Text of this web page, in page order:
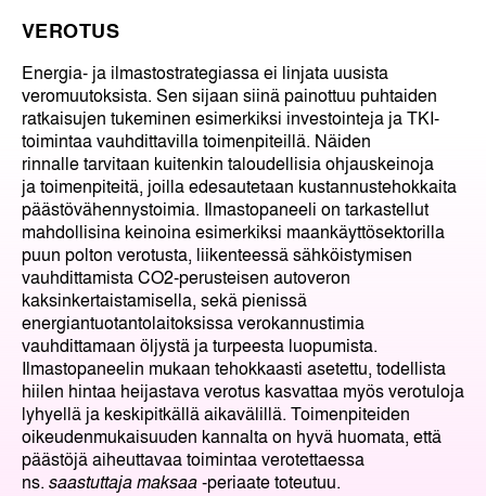
VEROTUS
Energia- ja ilmastostrategiassa ei linjata uusista
veromuutoksista. Sen sijaan siinä painottuu puhtaiden
ratkaisujen tukeminen esimerkiksi investointeja ja TKI-
toimintaa vauhdittavilla toimenpiteillä. Näiden
rinnalle tarvitaan kuitenkin taloudellisia ohjauskeinoja
ja toimenpiteitä, joilla edesautetaan kustannustehokkaita
päästövähennystoimia. Ilmastopaneeli on tarkastellut
mahdollisina keinoina esimerkiksi maankäyttösektorilla
puun polton verotusta, liikenteessä sähköistymisen
vauhdittamista CO2-perusteisen autoveron
kaksinkertaistamisella, sekä pienissä
energiantuotantolaitoksissa verokannustimia
vauhdittamaan öljystä ja turpeesta luopumista.
Ilmastopaneelin mukaan tehokkaasti asetettu, todellista
hiilen hintaa heijastava verotus kasvattaa myös verotuloja
lyhyellä ja keskipitkällä aikavälillä. Toimenpiteiden
oikeudenmukaisuuden kannalta on hyvä huomata, että
päästöjä aiheuttavaa toimintaa verotettaessa
ns. saastuttaja maksaa-periaate toteutuu.